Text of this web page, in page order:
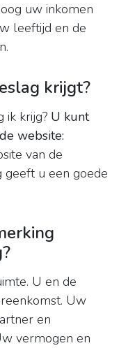
uw inkomen
leeftijd en de
krijgt?
ik krijg? U kunt
website:
van de
geeft u een goede
U en de
Uw
en
vermogen en